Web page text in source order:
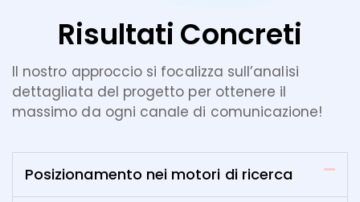
Risultati Concreti
Il nostro approccio si focalizza sull’analisi
dettagliata del progetto per ottenere il
massimo da ogni canale di comunicazione!
Posizionamento nei motori di ricerca